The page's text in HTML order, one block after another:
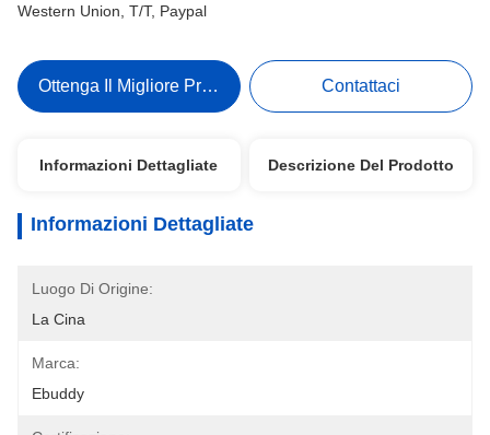
Western Union, T/T, Paypal
Ottenga Il Migliore Prezzo Contattaci
Informazioni Dettagliate Descrizione Del Prodotto
Informazioni Dettagliate
Luogo Di Origine:
La Cina
Marca:
Ebuddy